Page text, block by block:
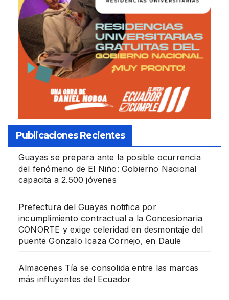
Publicaciones Recientes
Guayas se prepara ante la posible ocurrencia
del fenómeno de El Niño: Gobierno Nacional
capacita a 2.500 jóvenes
Prefectura del Guayas notifica por
incumplimiento contractual a la Concesionaria
CONORTE y exige celeridad en desmontaje del
puente Gonzalo Icaza Cornejo, en Daule
Almacenes Tía se consolida entre las marcas
más influyentes del Ecuador